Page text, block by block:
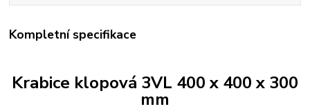
Kompletní specifikace
Krabice klopová 3VL 400 x 400 x 300
mm